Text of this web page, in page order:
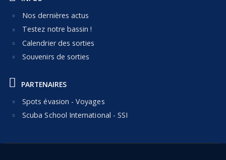
Nos dernières actus
Testez notre bassin !
Calendrier des sorties
Souvenirs de sorties
PARTENAIRES
Spots évasion - Voyages
Scuba School International - SSI